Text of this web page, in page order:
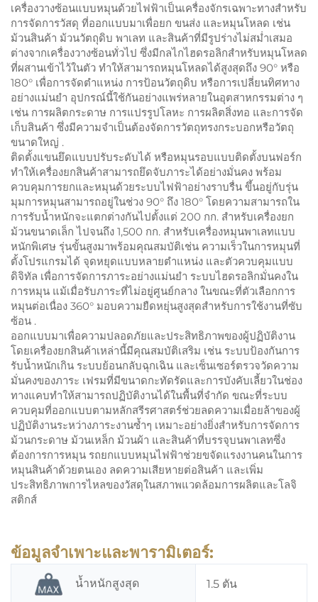
เครื่องวางซ้อนแบบหมุนด้วยไฟฟ้าเป็นเครื่องจักรเฉพาะทางสำหรับ
การจัดการวัสดุ ที่ออกแบบมาเพื่อยก ขนส่ง และหมุนโหลด เช่น
ม้วนสินค้า ม้วนวัตถุดิบ พาเลท และสินค้าที่มีรูปร่างไม่สม่ำเสมอ
ต่างจากเครื่องวางซ้อนทั่วไป ซึ่งมีกลไกไฮดรอลิกสำหรับหมุนโหลด
ที่ผสานเข้าไว้ในตัว ทำให้สามารถหมุนโหลดได้สูงสุดถึง 90° หรือ
180° เพื่อการจัดตำแหน่ง การป้อนวัตถุดิบ หรือการเปลี่ยนทิศทาง
อย่างแม่นยำ อุปกรณ์นี้ใช้กันอย่างแพร่หลายในอุตสาหกรรมต่าง ๆ
เช่น การผลิตกระดาษ การแปรรูปโลหะ การผลิตสิ่งทอ และการจัด
เก็บสินค้า ซึ่งมีความจำเป็นต้องจัดการวัตถุทรงกระบอกหรือวัตถุ
ขนาดใหญ่ .
ติดตั้งแขนยึดแบบปรับระดับได้ หรือหมุนรอบแบบติดตั้งบนฟอร์ก
ทำให้เครื่องยกสินค้าสามารถยึดจับภาระได้อย่างมั่นคง พร้อม
ควบคุมการยกและหมุนด้วยระบบไฟฟ้าอย่างราบรื่น ขึ้นอยู่กับรุ่น
มุมการหมุนสามารถอยู่ในช่วง 90° ถึง 180° โดยความสามารถใน
การรับน้ำหนักจะแตกต่างกันไปตั้งแต่ 200 กก. สำหรับเครื่องยก
ม้วนขนาดเล็ก ไปจนถึง 1,500 กก. สำหรับเครื่องหมุนพาเลทแบบ
หนักพิเศษ รุ่นขั้นสูงมาพร้อมคุณสมบัติเช่น ความเร็วในการหมุนที่
ตั้งโปรแกรมได้ จุดหยุดแบบหลายตำแหน่ง และตัวควบคุมแบบ
ดิจิทัล เพื่อการจัดการภาระอย่างแม่นยำ ระบบไฮดรอลิกมั่นคงใน
การหมุน แม้เมื่อรับภาระที่ไม่อยู่ศูนย์กลาง ในขณะที่ตัวเลือกการ
หมุนต่อเนื่อง 360° มอบความยืดหยุ่นสูงสุดสำหรับการใช้งานที่ซับ
ซ้อน .
ออกแบบมาเพื่อความปลอดภัยและประสิทธิภาพของผู้ปฏิบัติงาน
โดยเครื่องยกสินค้าเหล่านี้มีคุณสมบัติเสริม เช่น ระบบป้องกันการ
รับน้ำหนักเกิน ระบบย้อนกลับฉุกเฉิน และเซ็นเซอร์ตรวจวัดความ
มั่นคงของภาระ เฟรมที่มีขนาดกะทัดรัดและการบังคับเลี้ยวในช่อง
ทางแคบทำให้สามารถปฏิบัติงานได้ในพื้นที่จำกัด ขณะที่ระบบ
ควบคุมที่ออกแบบตามหลักสรีรศาสตร์ช่วยลดความเมื่อยล้าของผู้
ปฏิบัติงานระหว่างภาระงานซ้ำๆ เหมาะอย่างยิ่งสำหรับการจัดการ
ม้วนกระดาษ ม้วนเหล็ก ม้วนผ้า และสินค้าที่บรรจุบนพาเลทซึ่ง
ต้องการการหมุน รถยกแบบหมุนไฟฟ้าช่วยขจัดแรงงานคนในการ
หมุนสินค้าด้วยตนเอง ลดความเสียหายต่อสินค้า และเพิ่ม
ประสิทธิภาพการไหลของวัสดุในสภาพแวดล้อมการผลิตและโลจิ
สติกส์
ข้อมูลจำเพาะและพารามิเตอร์:
น้ำหนักสูงสุด 1.5 ตัน